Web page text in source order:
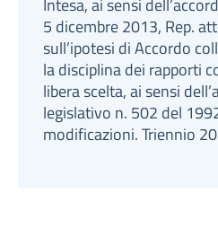
Intesa, ai sensi
5 dicembre 2013, Rep.
sull’ipotesi di Accordo
la disciplina dei rapporti
libera scelta, ai sensi
legislativo n. 502 del
modificazioni. Triennio